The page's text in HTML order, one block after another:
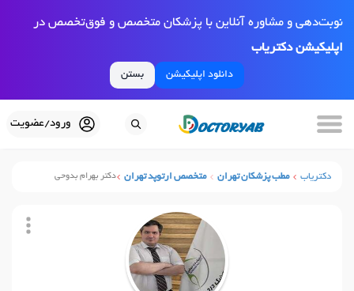
نوبت‌دهی و مشاوره آنلاین با پزشکان متخصص و فوق‌تخصص در
اپلیکیشن دکتریاب
دانلود اپلیکیشن بستن
ورود/عضویت
دکتریاب مطب پزشکان تهران متخصص ارتوپد تهران دکتر بهرام بدوحی